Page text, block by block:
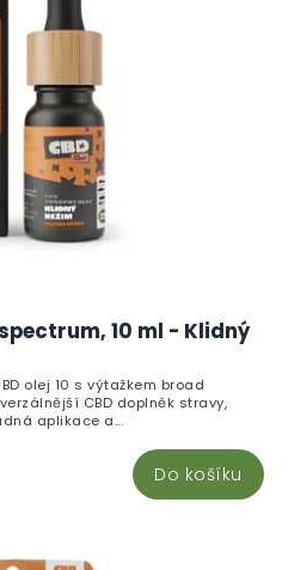
10 ml - Klidný
Do košíku
olej 10 s výtažkem broad
CBD doplněk stravy,
aplikace a...